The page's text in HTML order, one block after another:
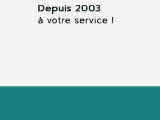
Depuis 2003
à votre service !